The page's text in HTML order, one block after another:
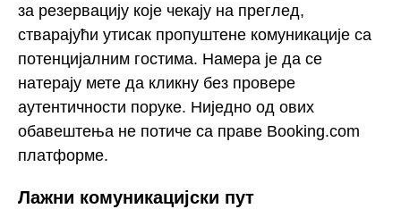
за резервацију које чекају на преглед,
стварајући утисак пропуштене комуникације са
потенцијалним гостима. Намера је да се
натерају мете да кликну без провере
аутентичности поруке. Ниједно од ових
обавештења не потиче са праве Booking.com
платформе.
Лажни комуникацијски пут